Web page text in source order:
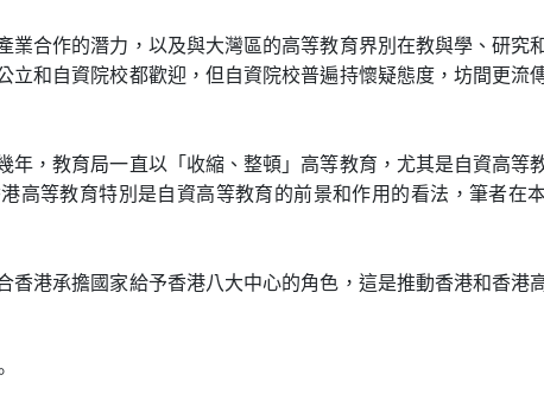
合作的潛力，以及與大灣區的高等教育界別在教與學、研究
和自資院校都歡迎，但自資院校普遍持懷疑態度，坊間更流
，教育局一直以「收縮、整頓」高等教育，尤其是自資高等
等教育特別是自資高等教育的前景和作用的看法，筆者在
港承擔國家給予香港八大中心的角色，這是推動香港和香港